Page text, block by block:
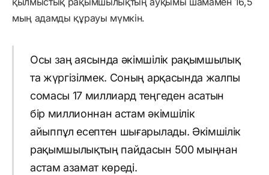
мың адамды құрауы мүмкін.
Осы заң аясында әкімшілік рақымшылық
та жүргізілмек. Соның арқасында жалпы
сомасы 17 миллиард теңгеден асатын
бір миллионнан астам әкімшілік
айыппұл есептен шығарылады. Әкімшілік
рақымшылықтың пайдасын 500 мыңнан
астам азамат көреді.